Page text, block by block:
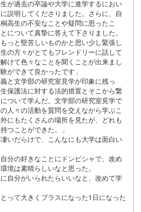
が過去の卒論や大学に進学するにおい
説明してくださりました。さらに、自
高生の不安なことや疑問に思ったこ
について真摯に答えて下さりました。
っと堅苦しいものかと思い少し緊張し
の方々がとてもフレンドリーに話して
けて色々なことを聞くことが出来まし
ができて良かったです」
と文学部の研究室見学が印象に残っ
保護法に対する法的措置とそこから繋
ついて学んだ。文学部の研究室見学で
人々の活動を質問を交えながら学ぶこ
にもたくさんの場所を見たが、どれも
つことができた。」
いだらけで、こんなにも大学は面白い
分の好きなことにドンピシャで、改め
境は素晴らしいなと思った。
自分がいられたらいいなと、改めて学
って大きくプラスになった1日になった